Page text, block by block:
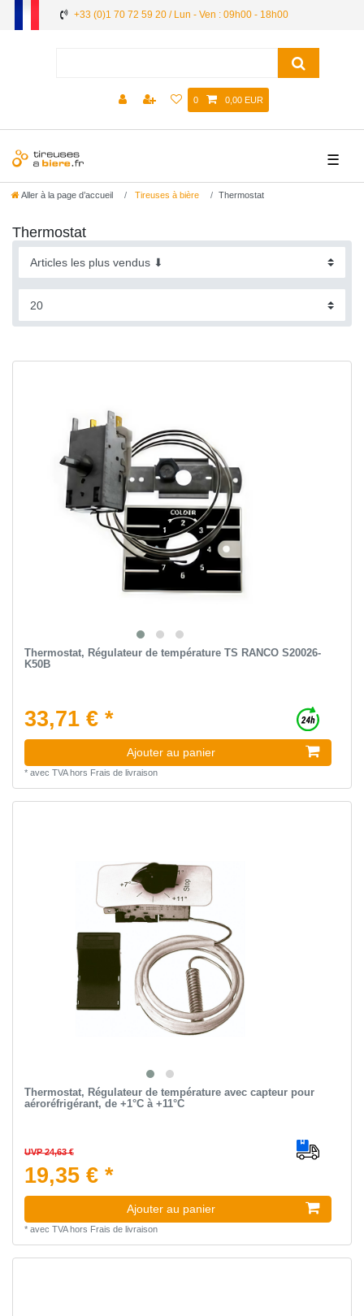
+33 (0)1 70 72 59 20 / Lun - Ven : 09h00 - 18h00
0 0,00 EUR
☰
Aller à la page d’accueil Tireuses à bière Thermostat
Thermostat
Thermostat, Régulateur de température TS RANCO S20026-
K50B
33,71 € *
Ajouter au panier
* avec TVAhors Frais de livraison
Thermostat, Régulateur de température avec capteur pour
aéroréfrigérant, de +1°C à +11°C
UVP 24,63 €
19,35 € *
Ajouter au panier
* avec TVAhors Frais de livraison